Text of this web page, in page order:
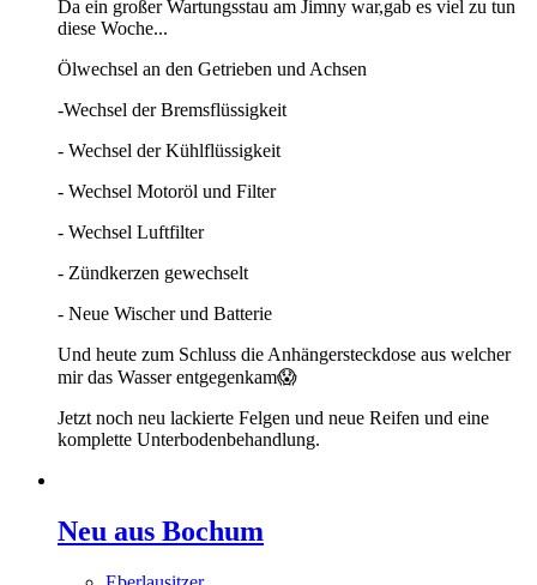
Da ein großer Wartungsstau am Jimny war,gab es viel zu tun
diese Woche...
Ölwechsel an den Getrieben und Achsen
-Wechsel der Bremsflüssigkeit
- Wechsel der Kühlflüssigkeit
- Wechsel Motoröl und Filter
- Wechsel Luftfilter
- Zündkerzen gewechselt
- Neue Wischer und Batterie
Und heute zum Schluss die Anhängersteckdose aus welcher
mir das Wasser entgegenkam😱
Jetzt noch neu lackierte Felgen und neue Reifen und eine
komplette Unterbodenbehandlung.
Neu aus Bochum